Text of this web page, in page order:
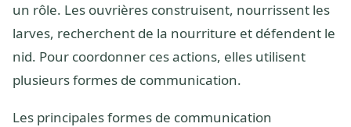
un rôle. Les ouvrières construisent, nourrissent les
larves, recherchent de la nourriture et défendent le
nid. Pour coordonner ces actions, elles utilisent
plusieurs formes de communication.
Les principales formes de communication